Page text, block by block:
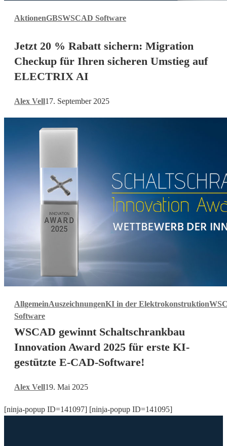
AktionenGBSWSCAD Software
Rabatt
sichern:
Checkup
Ihren
sicheren
Jetzt 20 % Rabatt sichern: Migration
Checkup für Ihren sicheren Umstieg auf
ELECTRIX AI
Alex Vell17. September 2025
AllgemeinAuszeichnungenKI in der Elektrokonstruktion
Software
gewinnt
Schaltschrankbau
Innovation
Award
KI-
gestützte
E-
WSCAD gewinnt Schaltschrankbau
Innovation Award 2025 für erste KI-
gestützte E-CAD-Software!
Alex Vell19. Mai 2025
[ninja-popup ID=141097] [ninja-popup ID=141095]